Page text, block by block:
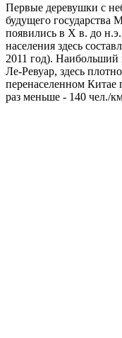
Первые деревушки с
будущего государства
появились в Х в. до
населения здесь
2011 год). Наибольший
Ле-Ревуар, здесь
перенаселенном Китае
раз меньше - 140 чел./